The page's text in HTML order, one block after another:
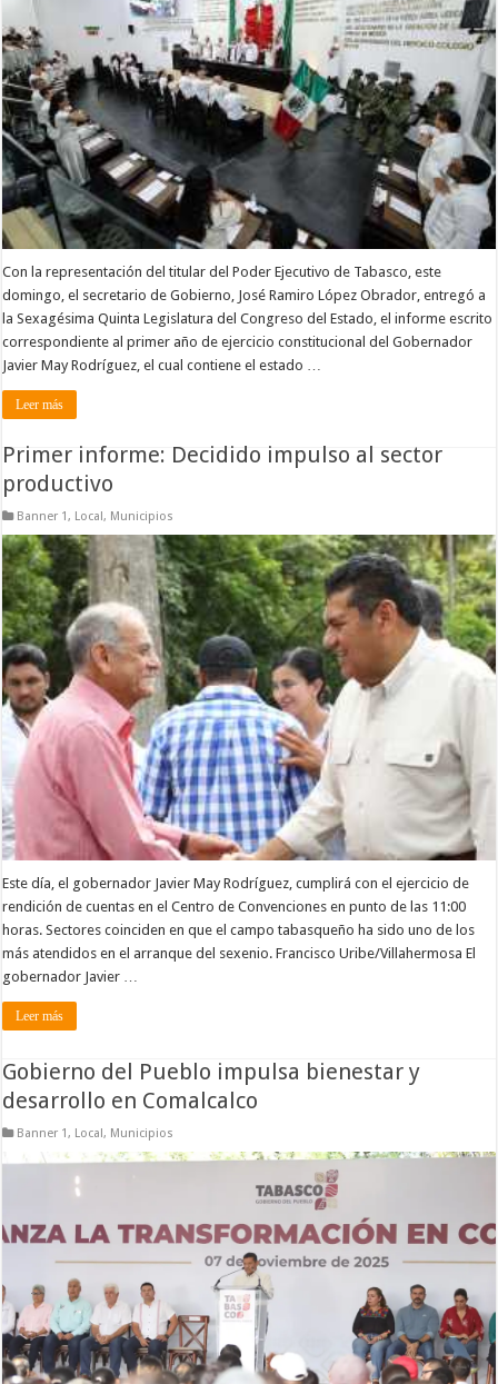
Con la representación del titular del Poder Ejecutivo de Tabasco, este
domingo, el secretario de Gobierno, José Ramiro López Obrador, entregó a
la Sexagésima Quinta Legislatura del Congreso del Estado, el informe escrito
correspondiente al primer año de ejercicio constitucional del Gobernador
Javier May Rodríguez, el cual contiene el estado …
Leer más
Primer informe: Decidido impulso al sector
productivo
Banner 1, Local, Municipios
Este día, el gobernador Javier May Rodríguez, cumplirá con el ejercicio de
rendición de cuentas en el Centro de Convenciones en punto de las 11:00
horas. Sectores coinciden en que el campo tabasqueño ha sido uno de los
más atendidos en el arranque del sexenio. Francisco Uribe/Villahermosa El
gobernador Javier …
Leer más
Gobierno del Pueblo impulsa bienestar y
desarrollo en Comalcalco
Banner 1, Local, Municipios